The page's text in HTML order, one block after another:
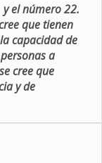
el número 22.
que tienen
capacidad de
a
cree que
y de